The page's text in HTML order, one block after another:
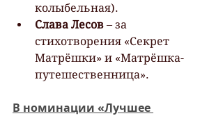
колыбельная).
Слава Лесов – за
стихотворения «Секрет
Матрёшки» и «Матрёшка-
путешественница».
В номинации «Лучшее